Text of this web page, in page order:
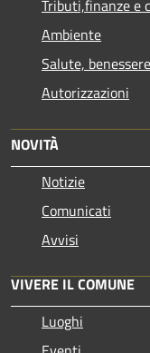
Tributi,finanze e
Ambiente
Salute,
Autorizzazioni
NOVITÀ
Notizie
Comunicati
Avvisi
VIVERE IL COMUNE
Luoghi